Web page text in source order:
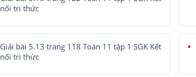
nối tri thức
Giải bài 5.13 trang 118 Toán 11 tập 1 SGK Kết
nối tri thức